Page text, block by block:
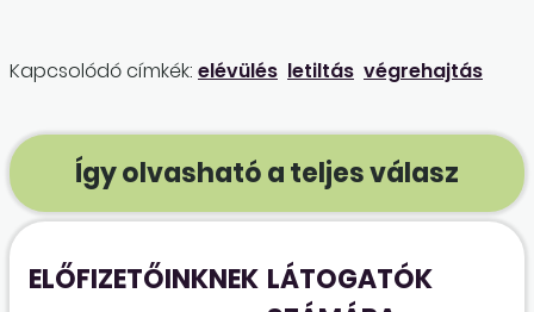
Kapcsolódó címkék: elévülés letiltás végrehajtás
Így olvasható a teljes válasz
ELŐFIZETŐINKNEK LÁTOGATÓK